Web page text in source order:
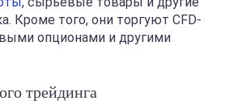
Кроме того, они торгуют CFD-
опционами и другими
трейдинга